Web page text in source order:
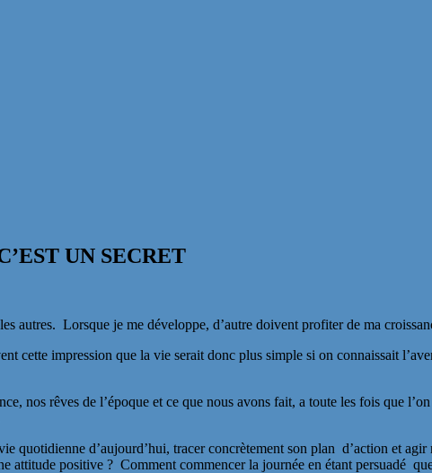
UN SECRET
autres. Lorsque je me développe, d’autre doivent profiter de ma
cette impression que la vie serait donc plus simple si on connaissait
nos rêves de l’époque et ce que nous avons fait, a toute les fois que
quotidienne d’aujourd’hui, tracer concrètement son plan d’action et
attitude positive ? Comment commencer la journée en étant persuadé